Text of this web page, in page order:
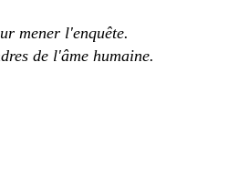
mener l'enquête.
de l'âme humaine.